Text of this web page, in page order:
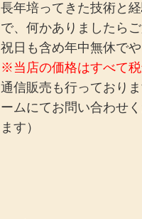
長年培ってきた技術と
で、何かありましたらご
祝日も含め年中無休で
※当店の価格はすべて税
通信販売も行っており
ームにてお問い合わせ
ます）